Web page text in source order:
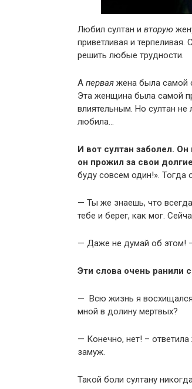
Любил султан и вторую
приветливая и
решить любые трудности.
А первая жена была самой
Эта женщина была самой
влиятельным. Но султан
любила…
И вот султан заболел.
он прожил за свои
буду совсем один!». Тогда
— Ты же знаешь, что
тебе и берег, как мог.
— Даже не думай об этом! –
Эти слова очень ранили
— Всю жизнь я восхищался
мной в долину мертвых?
— Конечно, нет! –
замуж.
Такой боли султану